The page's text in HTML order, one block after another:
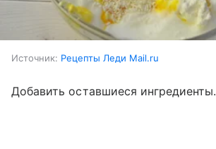
Источник: Рецепты Леди Mail.ru
Добавить оставшиеся ингредиенты.